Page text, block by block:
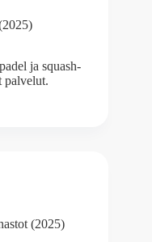
ja squash-
palvelut.
(2025)